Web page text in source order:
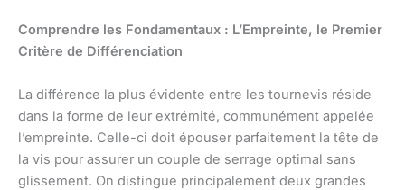
Comprendre les Fondamentaux : L’Empreinte, le Premier
Critère de Différenciation
La différence la plus évidente entre les tournevis réside
dans la forme de leur extrémité, communément appelée
l’empreinte. Celle-ci doit épouser parfaitement la tête de
la vis pour assurer un couple de serrage optimal sans
glissement. On distingue principalement deux grandes